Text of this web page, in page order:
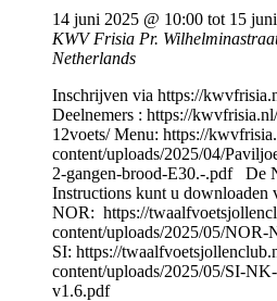
14 juni 2025 @ 10:00 tot 15
KWV Frisia Pr.
Netherlands
Inschrijven via https://
Deelnemers : https://
12voets/ Menu: https://
content/uploads/2025/04/
2-gangen-brood-E30.-.pdf De
Instructions kunt u downloaden
NOR: https://
content/uploads/2025/05/
SI: https://
content/uploads/2025/05/SI-
v1.6.pdf